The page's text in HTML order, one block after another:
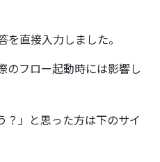
直接入力しました。
フロー起動時には影響し
？」と思った方は下のサイ